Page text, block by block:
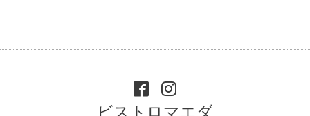
ビストロマエダ